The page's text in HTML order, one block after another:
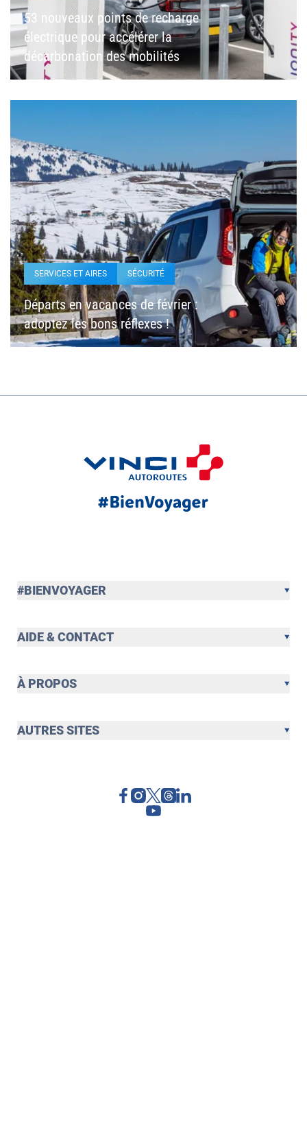
53 nouveaux points de recharge
électrique pour accélérer la
décarbonation des mobilités
SERVICES ET AIRES SÉCURITÉ
Départs en vacances de février :
adoptez les bons réflexes !
#BIENVOYAGER
AIDE & CONTACT
À PROPOS
AUTRES SITES